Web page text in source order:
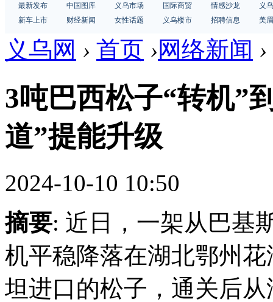
最新发布 中国图库 义乌市场 国际商贸 情感沙龙
义
新车上市
财经新闻 女性话题 义乌楼市 招聘信息 美
义乌网 › 首页 ›网络新闻 ›
3吨巴西松子“转机”
道”提能升级
2024-10-10 10:50
摘要: 近日，一架从巴基
机平稳降落在湖北鄂州
坦进口的松子，通关后